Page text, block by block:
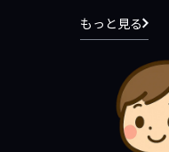
もっと見る